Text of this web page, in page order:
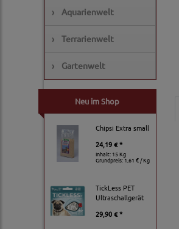
› Aquarienwelt
› Terrarienwelt
› Gartenwelt
Neu im Shop
Chipsi Extra small
24,19 € *
Inhalt: 15 Kg
Grundpreis:1,61 € / Kg
TickLess PET
Ultraschallgerät
29,90 € *